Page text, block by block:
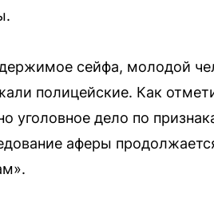
сейфа, молодой
полицейские. Как
уголовное дело по
аферы